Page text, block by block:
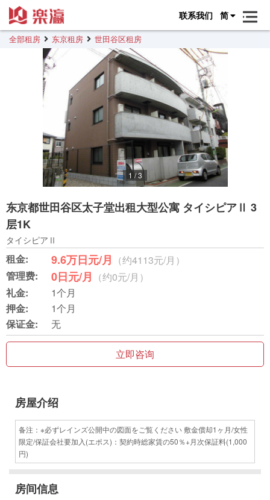
联系我们 简
全部租房 东京租房 世田谷区租房
1 /3
东京都世田谷区太子堂出租大型公寓 タイシピアⅡ 3
层1K
タイシピアⅡ
租金: 9.6万日元/月 （约4113元/月）
管理费:
0日元/月 （约0元/月）
礼金:
1个月
押金:
1个月
保证金:
无
立即咨询
房屋介绍
备注：※必ずレインズ公開中の図面をご覧ください 敷金償却1ヶ月/女性
限定/保証会社要加入(エポス)：契約時総家賃の50％+月次保証料(1,000
円)
房间信息